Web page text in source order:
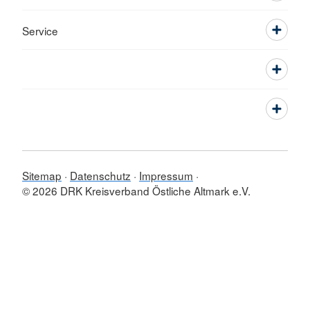
Service
Sitemap Datenschutz
Impressum
© 2026 DRK Kreisverband Östliche Altmark e.V.